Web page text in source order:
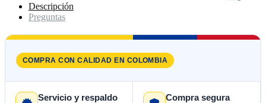
Descripción
Preguntas
COMPRA CON CALIDAD EN COLOMBIA
Servicio y respaldo Compra segura